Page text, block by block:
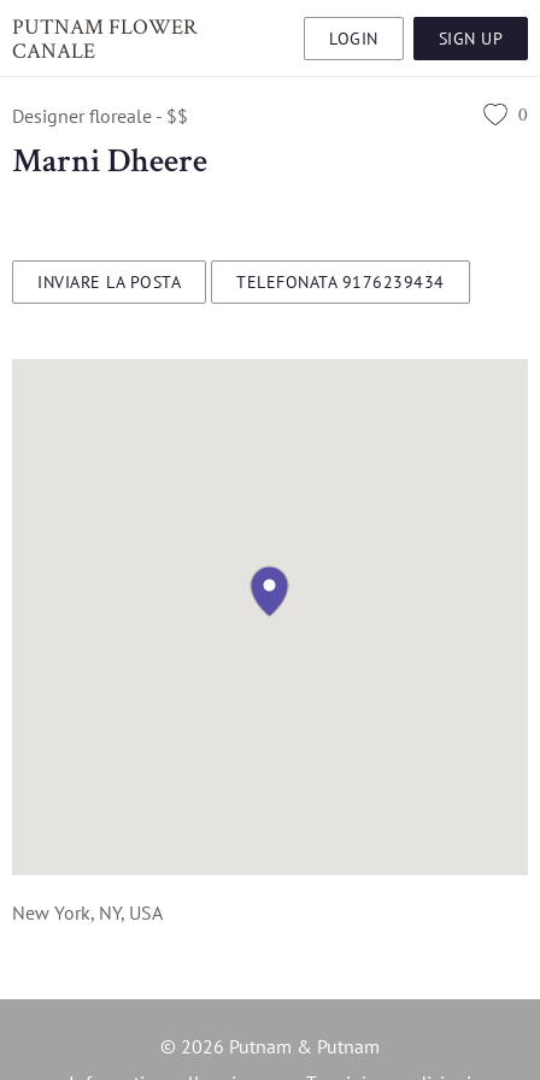
PUTNAM FLOWER
CANALE
LOGIN SIGN UP
0
Designer floreale - $$
Marni Dheere
INVIARE LA POSTA TELEFONATA 9176239434
New York, NY, USA
© 2026 Putnam & Putnam